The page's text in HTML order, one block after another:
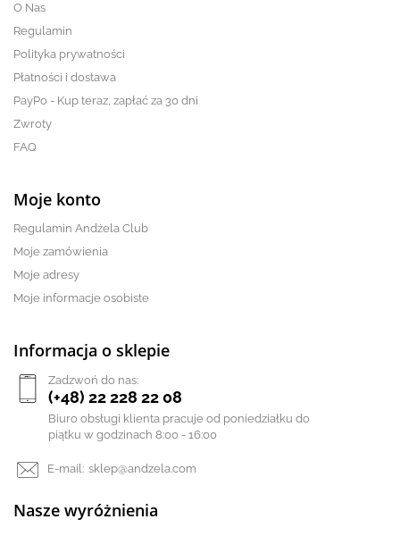
O Nas
Regulamin
Polityka prywatności
Płatności i dostawa
PayPo - Kup teraz, zapłać za 30 dni
Zwroty
FAQ
Moje konto
Regulamin Andżela Club
Moje zamówienia
Moje adresy
Moje informacje osobiste
Informacja o sklepie
Zadzwoń do nas:
(+48) 22 228 22 08
Biuro obsługi klienta pracuje od poniedziałku do
piątku w godzinach 8:00 - 16:00
E-mail: sklep@andzela.com
Nasze wyróżnienia